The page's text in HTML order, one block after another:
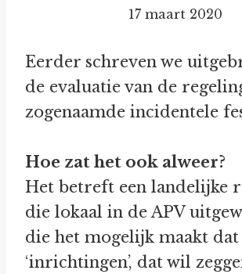
17 maart 2020
Eerder schreven we
de evaluatie van de
zogenaamde incidentele
Hoe zat het ook alweer?
Het betreft een landelijke
die lokaal in de APV
die het mogelijk maakt dat
‘inrichtingen’, dat wil